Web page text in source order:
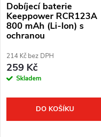
Dobíjecí baterie
Keeppower RCR123A
800 mAh (Li-Ion) s
ochranou
214 Kč bez DPH
259 Kč
Skladem
DO KOŠÍKU